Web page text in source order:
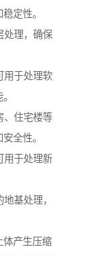
定性。
处理，确保
用于处理软
、住宅楼等
全性。
用于处理新
基处理，
体产生压缩